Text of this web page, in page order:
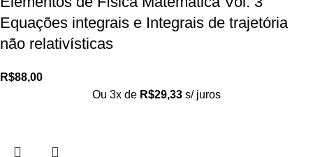
Equações integrais e Integrais de trajetória
não relativísticas
R$88,00
Ou 3x de R$29,33 s/ juros